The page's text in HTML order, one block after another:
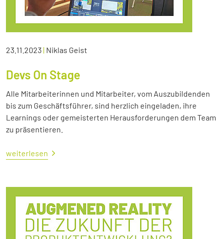
23.11.2023| Niklas Geist
Devs On Stage
Alle Mitarbeiterinnen und Mitarbeiter, vom Auszubildenden
bis zum Geschäftsführer, sind herzlich eingeladen, ihre
Learnings oder gemeisterten Herausforderungen dem Team
zu präsentieren.
weiterlesen